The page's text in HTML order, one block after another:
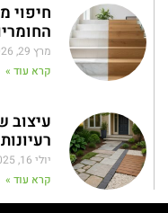
חיפוי
מרץ 29, 2026
קרא עוד »
עיצוב
יולי 16, 2025
קרא עוד »